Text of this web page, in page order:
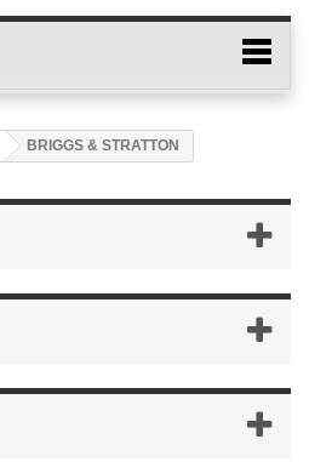
BRIGGS & STRATTON